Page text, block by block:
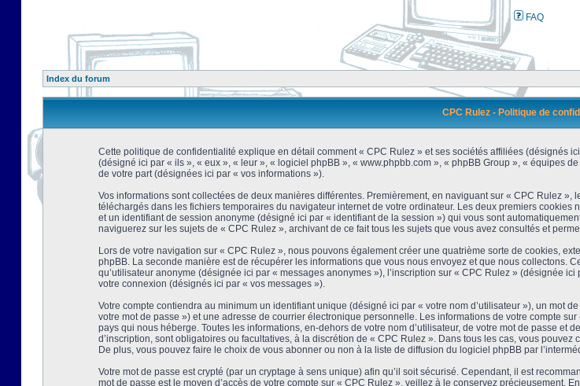
FAQ
Index du forum
CPC Rulez - Politique de
Cette politique de confidentialité explique en détail comment « CPC Rulez » et ses sociétés affiliées (désignés
(désigné ici par « ils », « eux », « leur », « logiciel phpBB », « www.phpbb.com », « phpBB Group », « équipes
de votre part (désignées ici par « vos informations »).
Vos informations sont collectées de deux manières différentes. Premièrement, en naviguant sur « CPC Rulez
téléchargés dans les fichiers temporaires du navigateur internet de votre ordinateur. Les deux premiers cookies
et un identifiant de session anonyme (désigné ici par « identifiant de la session ») qui vous sont
naviguerez sur les sujets de « CPC Rulez », archivant de ce fait tous les sujets que vous avez consultés et
Lors de votre navigation sur « CPC Rulez », nous pouvons également créer une quatrième sorte de cookies,
phpBB. La seconde manière est de récupérer les informations que vous nous envoyez et que nous collectons.
qu’utilisateur anonyme (désignée ici par « messages anonymes »), l’inscription sur « CPC Rulez » (désignée
votre connexion (désignés ici par « vos messages »).
Votre compte contiendra au minimum un identifiant unique (désigné ici par « votre nom d’utilisateur »), un mot
votre mot de passe ») et une adresse de courrier électronique personnelle. Les informations de votre compte
pays qui nous héberge. Toutes les informations, en-dehors de votre nom d’utilisateur, de votre mot de passe
d’inscription, sont obligatoires ou facultatives, à la discrétion de « CPC Rulez ». Dans tous les cas, vous
De plus, vous pouvez faire le choix de vous abonner ou non à la liste de diffusion du logiciel phpBB par
Votre mot de passe est crypté (par un cryptage à sens unique) afin qu’il soit sécurisé. Cependant, il est
mot de passe est le moyen d’accès de votre compte sur « CPC Rulez », veillez à le conservez précieusement.